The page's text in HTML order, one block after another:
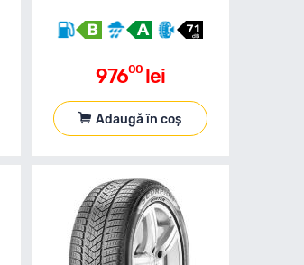
97600 lei
Adaugă în coș